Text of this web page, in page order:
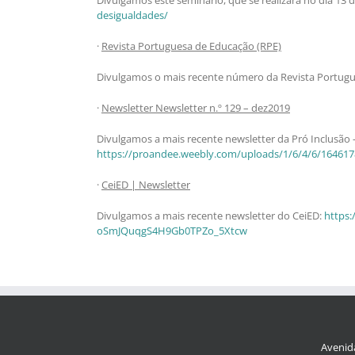
desigualdades/
· Revista Portuguesa de Educação (RPE)
Divulgamos o mais recente número da Revista
· Newsletter Newsletter n.º 129 – dez2019
Divulgamos a mais recente newsletter da Pró Inclusão
https://proandee.weebly.com/uploads/1/6/4/6/
·CeiED | Newsletter
Divulgamos a mais recente newsletter do CeiED:
oSmJQuqgS4H9Gb0TPZo_5Xtcw